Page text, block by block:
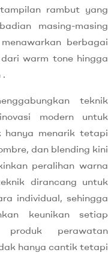
rambut yang
masing-masing
berbagai
warm tone hingga
.
teknik
modern untuk
hanya menarik tetapi
dan blending kini
peralihan warna
dirancang untuk
individual, sehingga
keunikan setiap
produk perawatan
hanya cantik tetapi